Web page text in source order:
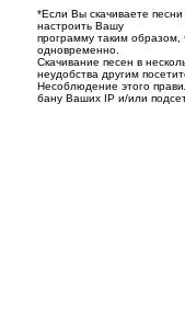
*Если Вы скачиваете
настроить Вашу
программу таким образом,
одновременно.
Скачивание песен в
неудобства другим
Несоблюдение этого
бану Ваших IP и/или